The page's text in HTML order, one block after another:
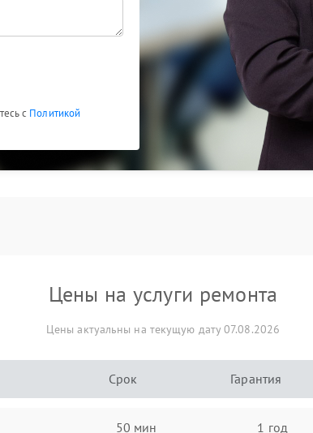
с Политикой
Цены на услуги ремонта
Цены актуальны на текущую дату 07.08.2026
Срок Гарантия
50 мин 1 год